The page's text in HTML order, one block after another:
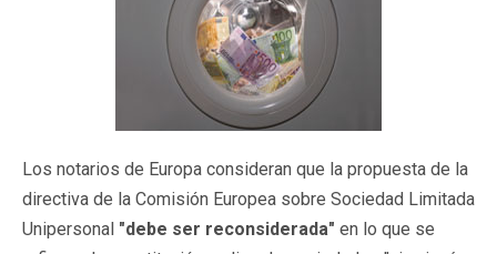
Los notarios de Europa consideran que la propuesta de la
directiva de la Comisión Europea sobre Sociedad Limitada
Unipersonal "debe ser reconsiderada" en lo que se